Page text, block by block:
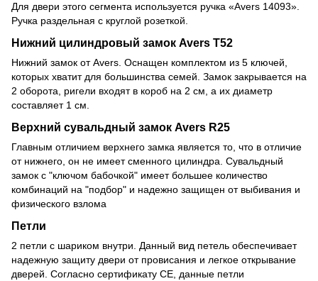
Для двери этого сегмента используется ручка «Avers 14093».
Ручка раздельная с круглой розеткой.
Нижний цилиндровый замок Avers T52
Нижний замок от Avers. Оснащен комплектом из 5 ключей,
которых хватит для большинства семей. Замок закрывается на
2 оборота, ригели входят в короб на 2 см, а их диаметр
составляет 1 см.
Верхний сувальдный замок Avers R25
Главным отличием верхнего замка является то, что в отличие
от нижнего, он не имеет сменного цилиндра. Сувальдный
замок с "ключом бабочкой" имеет большее количество
комбинаций на "подбор" и надежно защищен от выбивания и
физического взлома
Петли
2 петли c шариком внутри. Данный вид петель обеспечивает
надежную защиту двери от провисания и легкое открывание
дверей. Согласно сертификату CE, данные петли